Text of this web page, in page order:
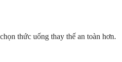
thức uống thay thế an toàn hơn.